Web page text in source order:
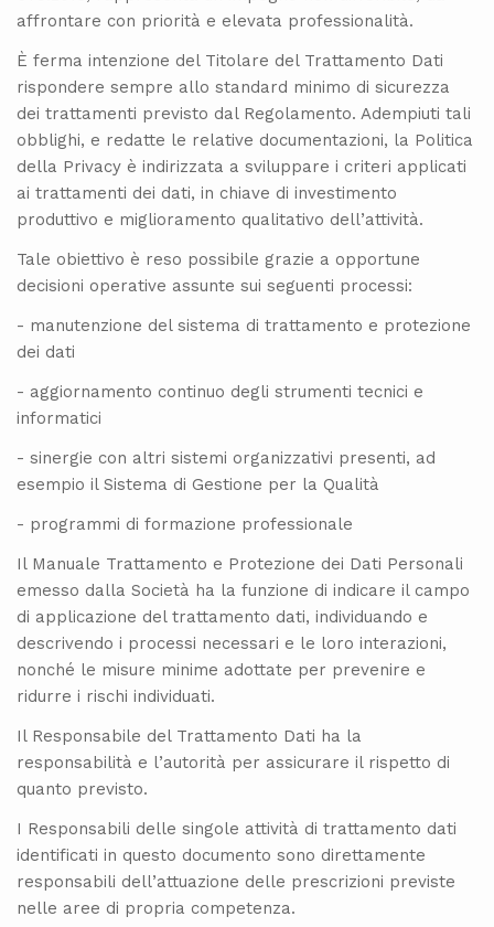
affrontare con priorità e elevata professionalità.
È ferma intenzione del Titolare del Trattamento Dati
rispondere sempre allo standard minimo di sicurezza
dei trattamenti previsto dal Regolamento. Adempiuti tali
obblighi, e redatte le relative documentazioni, la Politica
della Privacy è indirizzata a sviluppare i criteri applicati
ai trattamenti dei dati, in chiave di investimento
produttivo e miglioramento qualitativo dell’attività.
Tale obiettivo è reso possibile grazie a opportune
decisioni operative assunte sui seguenti processi:
- manutenzione del sistema di trattamento e protezione
dei dati
- aggiornamento continuo degli strumenti tecnici e
informatici
- sinergie con altri sistemi organizzativi presenti, ad
esempio il Sistema di Gestione per la Qualità
- programmi di formazione professionale
Il Manuale Trattamento e Protezione dei Dati Personali
emesso dalla Società ha la funzione di indicare il campo
di applicazione del trattamento dati, individuando e
descrivendo i processi necessari e le loro interazioni,
nonché le misure minime adottate per prevenire e
ridurre i rischi individuati.
Il Responsabile del Trattamento Dati ha la
responsabilità e l’autorità per assicurare il rispetto di
quanto previsto.
I Responsabili delle singole attività di trattamento dati
identificati in questo documento sono direttamente
responsabili dell’attuazione delle prescrizioni previste
nelle aree di propria competenza.